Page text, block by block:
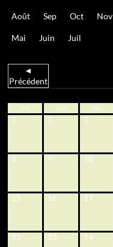
Août Sep Oct Nov
Mai Juin Juil
◄
Précédent
lun mar mer
1 2 3
8 9 10
15 16 17
22 23 24